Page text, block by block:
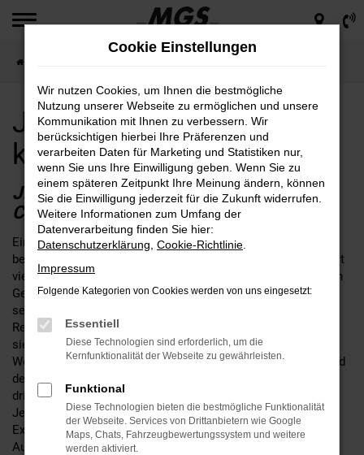
Zum
springen
Jeep für Coburg günstig
kaufen
JEEP – EINE SEHR GUTE WAHL FÜR
COBURG
Ein Jeep passt nach Coburg, daran kann kein Zweifel
bestehen. Fakt ist, dass die Fahrzeuge dieses Herstellers seit
vielen Jahren das Straßenbild prägen und sich im alltäglichen
Gebrauch perfekt bewähren. Wer seinen Jeep bei MGS kauft,
setzt auf einen Autohändler mit fester Verankerung in der
Region rund um Coburg. Unser Unternehmen ist an gleich
sieben Standorten für Sie da und schreibt bis heute familiäre
Werte groß. Wir legen großen Wert auf eine umfangreiche und
detaillierte Beratung und befinden uns mittlerweile in der
dritten Generation. Ins Leben gerufen wurde Ihr Händler für
Jeep in Coburg bereits im Jahr 1955 – seinerzeit noch als
Experte für Zweiräder, doch schon bald waren wir auch im
Autobereich tätig und sind es bis zum heutigen Tag.
Cookie Einstellungen
Wir nutzen Cookies, um Ihnen die bestmögliche
Nutzung unserer Webseite zu ermöglichen und unsere
Kommunikation mit Ihnen zu verbessern. Wir
berücksichtigen hierbei Ihre Präferenzen und
verarbeiten Daten für Marketing und Statistiken nur,
wenn Sie uns Ihre Einwilligung geben. Wenn Sie zu
einem späteren Zeitpunkt Ihre Meinung ändern, können
Sie die Einwilligung jederzeit für die Zukunft widerrufen.
Weitere Informationen zum Umfang der
Datenverarbeitung finden Sie hier:
Datenschutzerklärung Cookie-Richtlinie
Impressum
Folgende Kategorien von Cookies werden von uns eingesetzt:
Essentiell
Diese Technologien sind erforderlich, um die
Kernfunktionalität der Webseite zu gewährleisten.
Funktional
Diese Technologien bieten die bestmögliche Funktionalität
der Webseite. Services von Drittanbietern wie Google
Maps, Chats, Fahrzeugbewertungssystem und weitere
werden aktiviert.